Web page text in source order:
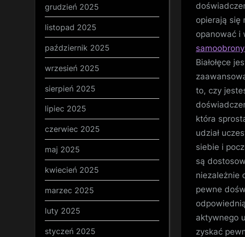
opierają się
opanować i
samoobrony
Białołęce
to, czy
która
udział
siebie i
są
niezależnie
pewne
aktywnego
zyskać
grudzień 2025
listopad 2025
październik 2025
wrzesień 2025
sierpień 2025
lipiec 2025
czerwiec 2025
maj 2025
kwiecień 2025
marzec 2025
luty 2025
styczeń 2025